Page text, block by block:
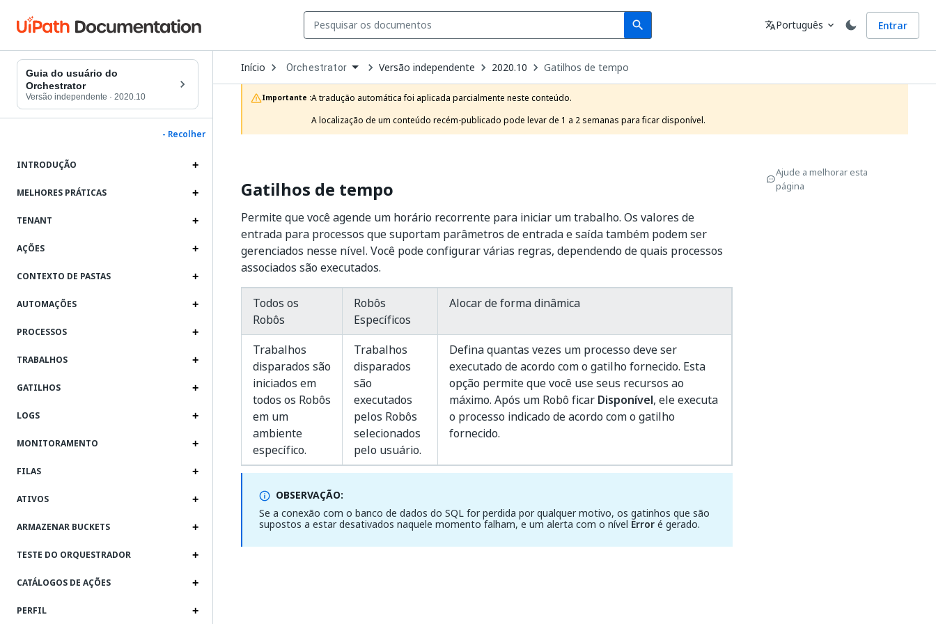
search
Search Idioma
translatePortuguês expand_more Entrar
Guia do usuário do
Orchestrator
Versão independente · 2020.10
- Recolher
INTRODUÇÃO
MELHORES PRÁTICAS
TENANT
AÇÕES
CONTEXTO DE PASTAS
AUTOMAÇÕES
PROCESSOS
TRABALHOS
GATILHOS
LOGS
MONITORAMENTO
FILAS
ATIVOS
ARMAZENAR BUCKETS
TESTE DO ORQUESTRADOR
CATÁLOGOS DE AÇÕES
PERFIL
Início Open
Dropdown
to
choose
product
Orchestrator Versão independente 2020.10 Gatilhos de tempo
Importante :A tradução automática foi aplicada parcialmente neste conteúdo.
A localização de um conteúdo recém-publicado pode levar de 1 a 2 semanas para ficar disponível.
Gatilhos de tempo
Permite que você agende um horário recorrente para iniciar um trabalho. Os valores de
entrada para processos que suportam parâmetros de entrada e saídatambém podem ser
gerenciados nesse nível. Você pode configurar várias regras, dependendo de quais processos
associados são executados.
Todos os
Robôs
Robôs
Específicos
Alocar de forma dinâmica
Trabalhos
disparados são
iniciados em
todos os Robôs
em um
ambiente
específico.
Trabalhos
disparados
são
executados
pelos Robôs
selecionados
pelo usuário.
Defina quantas vezes um processo deve ser
executado de acordo com o gatilho fornecido. Esta
opção permite que você use seus recursos ao
máximo. Após um Robô ficar Disponível, ele executa
o processo indicado de acordo com o gatilho
fornecido.
OBSERVAÇÃO:
Se a conexão com o banco de dados do SQL for perdida por qualquer motivo, os gatinhos que são
supostos a estar desativados naquele momento falham, e um alerta com o nível Erroré gerado.
Ajude a melhorar esta
página